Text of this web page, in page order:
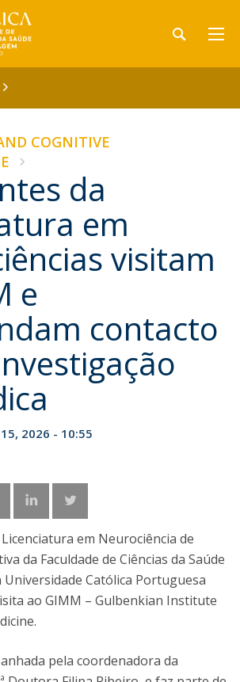
COGNITIVE
da
em
visitam
e
contacto
2026 - 10:55
em Neurociência de
da Faculdade de Ciências da Saúde
Universidade Católica Portuguesa
ao GIMM – Gulbenkian Institute
pela coordenadora da